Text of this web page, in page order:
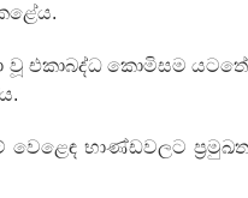
වූ එකාබද්ධ කොමිසම
භාණ්ඩවලට